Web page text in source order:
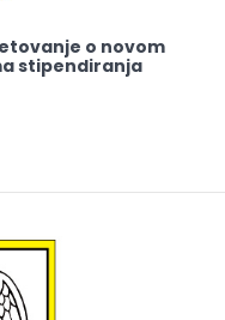
o novom
stipendiranja